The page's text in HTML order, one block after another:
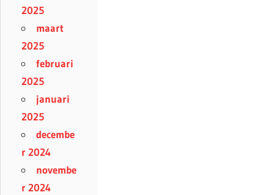
2025
maart
2025
februari
2025
januari
2025
decembe
r 2024
novembe
r 2024